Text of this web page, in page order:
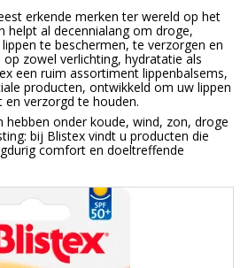
erkende merken ter wereld op het
helpt al decennialang om droge,
te beschermen, te verzorgen en
zowel verlichting, hydratatie als
een ruim assortiment lippenbalsems,
producten, ontwikkeld om uw lippen
verzorgd te houden.
hebben onder koude, wind, zon, droge
bij Blistex vindt u producten die
comfort en doeltreffende